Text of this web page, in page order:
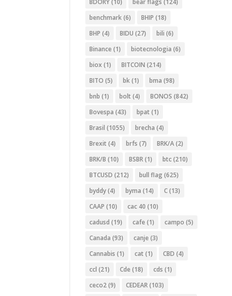
BDORY(10) bear flags (124)
benchmark(6) BHIP (18)
BHP (4) BIDU (27) bili (6)
Binance (1) biotecnologia (6)
biox (1) BITCOIN (214)
BITO (5) bk(1) bma (98)
bnb (1) bolt (4) BONOS (842)
Bovespa (43) bpat (1)
Brasil (1055) brecha (4)
Brexit (4) brfs (7) BRK/A(2)
BRK/B (10) BSBR(1) btc(210)
BTCUSD (212) bull flag (625)
byddy(4) byma (14) C(13)
CAAP (10) cac 40 (10)
cadusd (19) cafe (1) campo (5)
Canada (93) canje (3)
Cannabis (1) cat (1) CBD (4)
ccl (21) Cde (18) cds (1)
ceco2(9) CEDEAR(103)